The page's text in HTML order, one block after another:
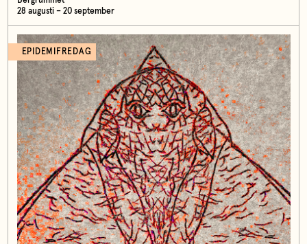
28 augusti – 20 september
EPIDEMIFREDAG